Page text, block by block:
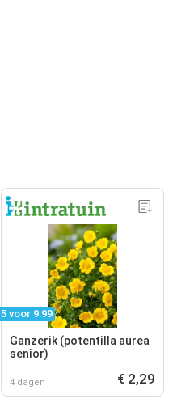
5 voor 9.99
Ganzerik (potentilla aurea
senior)
4 dagen € 2,29